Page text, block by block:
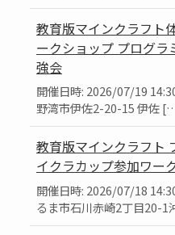
教育版マインクラフト
ークショップ プログ
強会
開催日時: 2026/07/19
野湾市伊佐2-20-15 伊佐
教育版マインクラフト
イクラカップ参加ワー
開催日時: 2026/07/18
るま市石川赤崎2丁目20-